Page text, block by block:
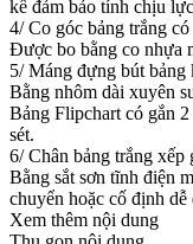
kế đảm bảo tính chịu
4/ Co góc bảng trắng
Được bo bằng co nhựa
5/ Máng đựng bút bảng
Bằng nhôm dài xuyên
Bảng Flipchart có gắn
sét.
6/ Chân bảng trắng xếp
Bằng sắt sơn tĩnh điện
chuyển hoặc cố định dễ
Xem thêm nội dung